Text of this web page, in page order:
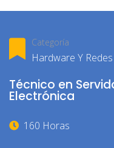
Categoría
Hardware Y Redes
Técnico en
Electrónica
160 Horas